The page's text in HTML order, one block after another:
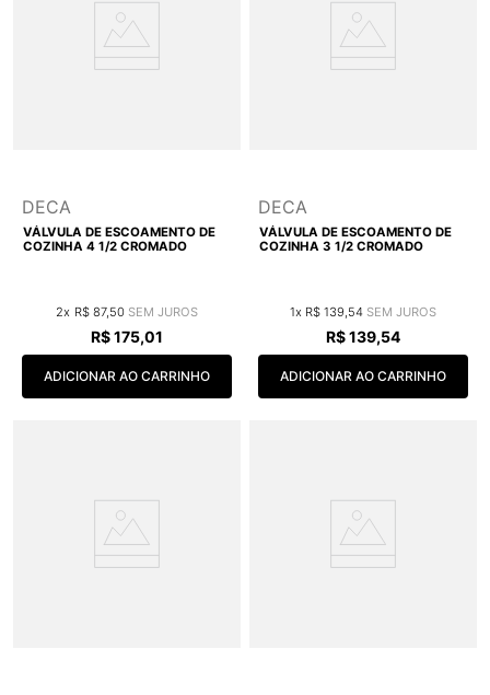
DECA
VÁLVULA DE ESCOAMENTO DE
COZINHA 4 1/2 CROMADO
2 R$ 87,50
R$175,01
ADICIONAR AO CARRINHO
DECA
VÁLVULA DE ESCOAMENTO DE
COZINHA 3 1/2 CROMADO
1 R$ 139,54
R$139,54
ADICIONAR AO CARRINHO